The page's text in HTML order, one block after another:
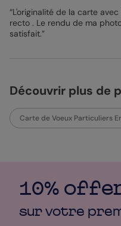
“L'originalité de la carte
recto . Le rendu de ma
satisfait.”
Découvrir plus de
Carte de Voeux Particuliers
10%
sur votre